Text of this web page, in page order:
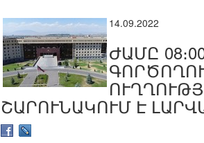
14.09.2022
ԺԱՄԸ
ՇԱՐՈՒՆԱԿՈՒՄ Է